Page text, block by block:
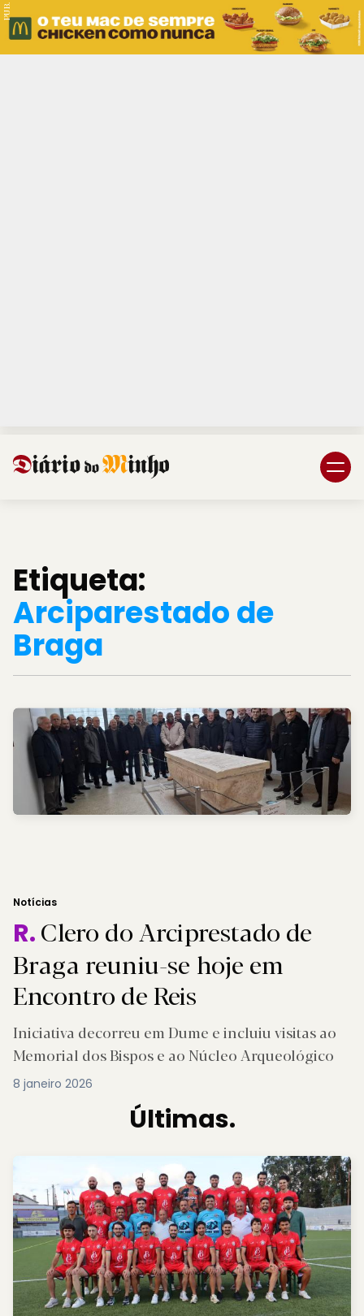
PUB.
Etiqueta:
Arciparestado de
Braga
Notícias
R.Clero do Arciprestado de
Braga reuniu-se hoje em
Encontro de Reis
Iniciativa decorreu em Dume e incluiu visitas ao
Memorial dos Bispos e ao Núcleo Arqueológico
8 janeiro 2026
Últimas.